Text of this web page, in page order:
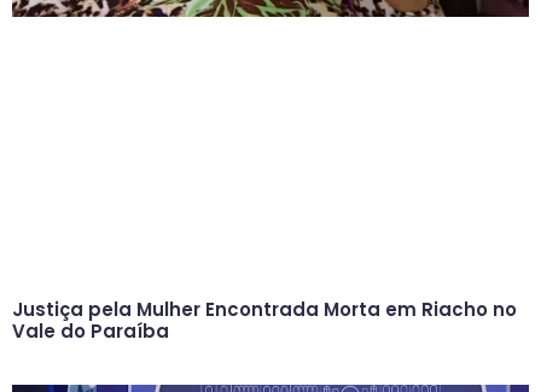
Justiça pela Mulher Encontrada Morta em Riacho no
Vale do Paraíba